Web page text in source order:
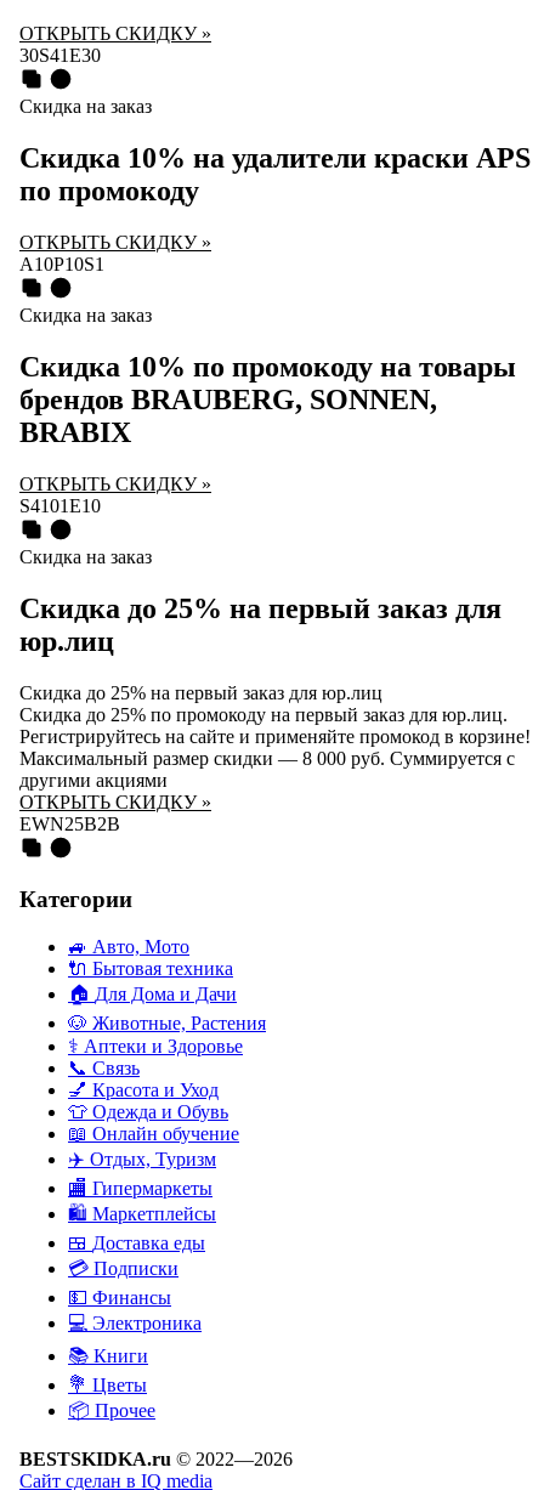
ОТКРЫТЬ СКИДКУ »
30S41E30
Скидка на заказ
Скидка 10% на удалители краски APS
по промокоду
ОТКРЫТЬ СКИДКУ »
A10P10S1
Скидка на заказ
Скидка 10% по промокоду на товары
брендов BRAUBERG, SONNEN,
BRABIX
ОТКРЫТЬ СКИДКУ »
S4101E10
Скидка на заказ
Скидка до 25% на первый заказ для
юр.лиц
Скидка до 25% на первый заказ для юр.лиц
Скидка до 25% по промокоду на первый заказ для юр.лиц.
Регистрируйтесь на сайте и применяйте промокод в корзине!
Максимальный размер скидки — 8 000 руб. Суммируется с
другими акциями
ОТКРЫТЬ СКИДКУ »
EWN25B2B
Категории
🚙 Авто, Мото
🔌 Бытовая техника
🏠 Для Дома и Дачи
🐶 Животные, Растения
⚕ Аптеки и Здоровье
📞 Связь
💅 Красота и Уход
👕 Одежда и Обувь
📖 Онлайн обучение
✈️ Отдых, Туризм
🏬 Гипермаркеты
🛍 Маркетплейсы
🍱 Доставка еды
💳 Подписки
💵 Финансы
💻 Электроника
📚 Книги
💐️ Цветы
📦 Прочее
BESTSKIDKA.ru © 2022—2026
Сайт сделан в IQ media